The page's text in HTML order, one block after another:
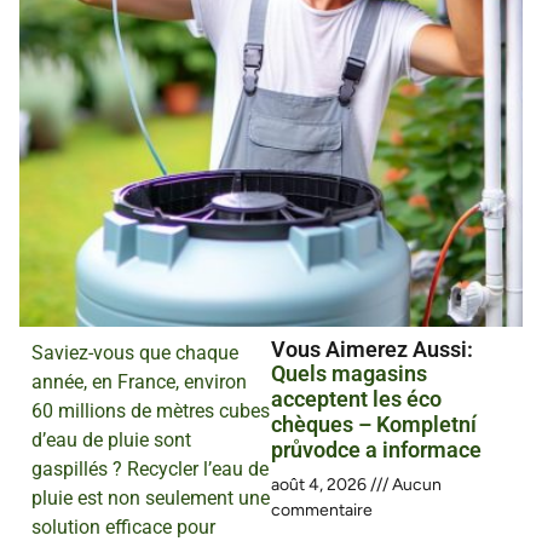
Saviez-vous que chaque
année, en France, environ
60 millions de mètres cubes
d’eau de pluie sont
gaspillés ? Recycler l’eau de
pluie est non seulement une
solution efficace pour
Vous Aimerez Aussi :
Quels magasins
acceptent les éco
chèques – Kompletní
průvodce a informace
août 4, 2026
Aucun
commentaire